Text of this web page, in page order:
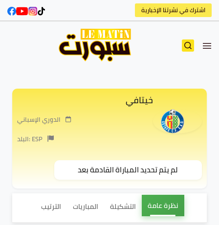
اشترك في نشرتنا الإخبارية
خيتافي
الدوري الإسباني
البلد: ESP
لم يتم تحديد المباراة القادمة بعد
نظرة عامة التشكيلة المباريات الترتيب